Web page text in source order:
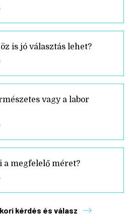
is jó választás lehet?
vagy a labor
megfelelő méret?
kérdés és válasz